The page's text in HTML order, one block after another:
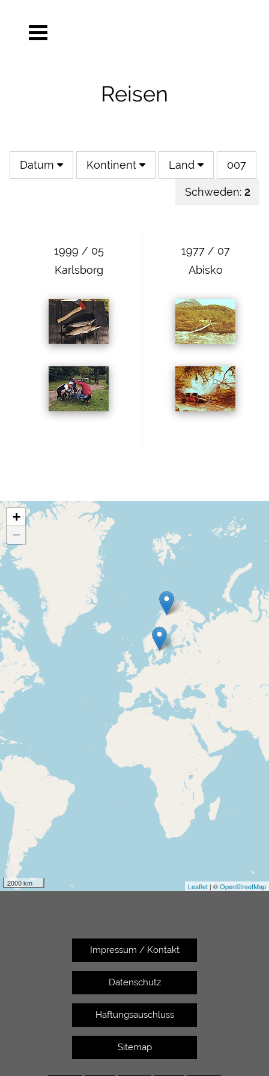
Reisen
Datum Kontinent Land 007
Schweden: 2
1999 / 05
Karlsborg
1977 / 07
Abisko
+
−
2000 km Leaflet | ©OpenStreetMap
Impressum / Kontakt
Datenschutz
Haftungsauschluss
Sitemap